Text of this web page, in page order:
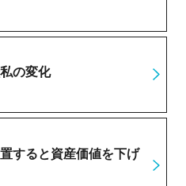
の変化
すると資産価値を下げ